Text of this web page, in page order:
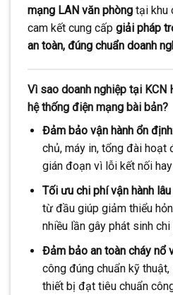
mạng LAN văn phòng tại khu
cam kết cung cấp giải pháp
an toàn, đúng chuẩn doanh
Vì sao doanh nghiệp tại KCN
hệ thống điện mạng bài bản?
Đảm bảo vận hành ổn định
chủ, máy in, tổng đài hoạt
gián đoạn vì lỗi kết nối
Tối ưu chi phí vận hành
từ đầu giúp giảm thiểu
nhiều lần gây phát sinh chi
Đảm bảo an toàn cháy nổ
công đúng chuẩn kỹ
thiết bị đạt tiêu chuẩn